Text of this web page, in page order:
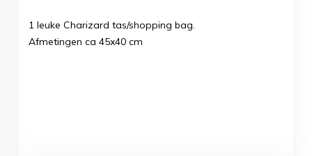
1 leuke Charizard tas/shopping bag.
Afmetingen ca 45x40 cm